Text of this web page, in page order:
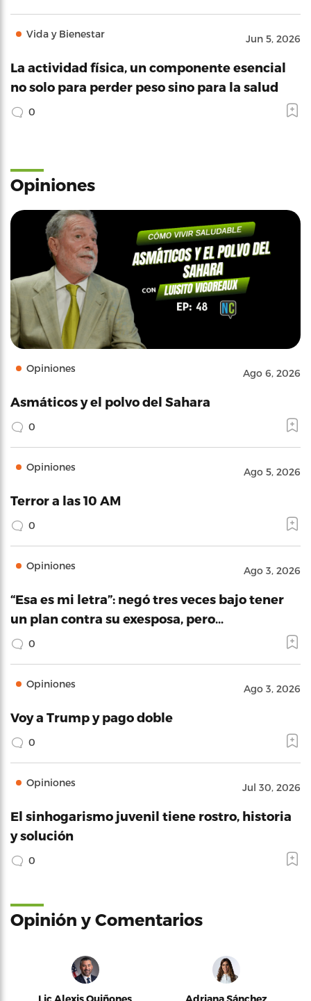
Vida y Bienestar Jun 5, 2026
La actividad física, un componente esencial
no solo para perder peso sino para la salud
0
Opiniones
Opiniones Ago 6, 2026
Asmáticos y el polvo del Sahara
0
Opiniones Ago 5, 2026
Terror a las 10 AM
0
Opiniones Ago 3, 2026
“Esa es mi letra”: negó tres veces bajo tener
un plan contra su exesposa, pero…
0
Opiniones Ago 3, 2026
Voy a Trump y pago doble
0
Opiniones Jul 30, 2026
El sinhogarismo juvenil tiene rostro, historia
y solución
0
Opinión y Comentarios
Lic Alexis Quiñones Adriana Sánchez